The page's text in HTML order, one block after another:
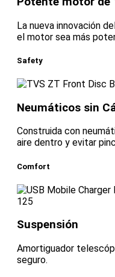
La nueva innovación
el motor sea más
Safety
Neumáticos sin
Construida con
aire dentro y evitar
Comfort
Suspensión
Amortiguador
seguro.